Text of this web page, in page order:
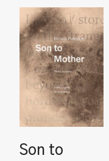
Son to